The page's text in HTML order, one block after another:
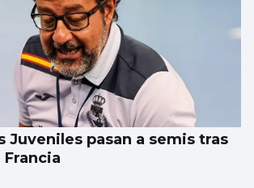
Juveniles pasan a semis tras